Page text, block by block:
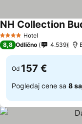
4 ZvezdiceHotel
NH Collection
8,8 Odlično 4.539
Od 157 €
Pogledaj cene sa 8